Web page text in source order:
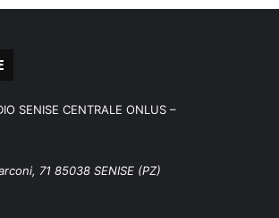
SENISE CENTRALE ONLUS –
71 85038 SENISE (PZ)